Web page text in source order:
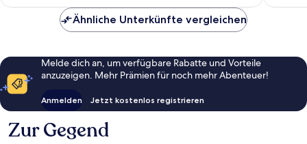
Ähnliche Unterkünfte vergleichen
Melde dich an, um verfügbare Rabatte und Vorteile
anzuzeigen. Mehr Prämien für noch mehr Abenteuer!
Anmelden Jetzt kostenlos registrieren
Zur Gegend